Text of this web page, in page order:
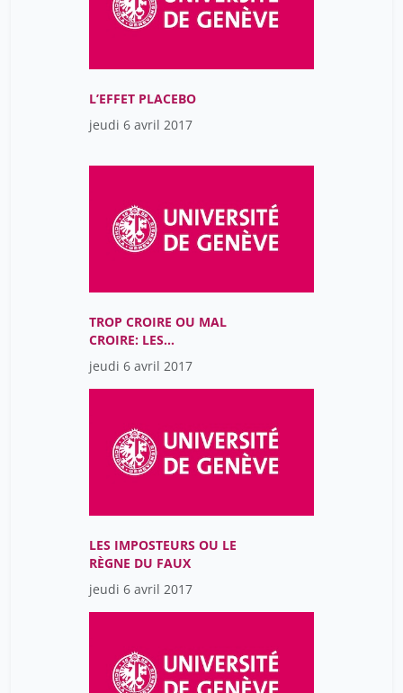
L’EFFET PLACEBO
jeudi 6 avril 2017
TROP CROIRE OU MAL
CROIRE: LES
SUPERSTITIONS AUX 17E
ET 18E SIÈCLES
jeudi 6 avril 2017
LES IMPOSTEURS OU LE
RÈGNE DU FAUX
jeudi 6 avril 2017